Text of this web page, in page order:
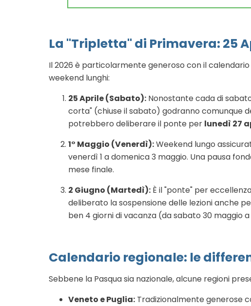
La "Tripletta" di Primavera: 25
Il 2026 è particolarmente generoso con il
weekend lunghi:
25 Aprile (Sabato): Nonostante cada di
corta" (chiuse il sabato) godranno comunque
potrebbero deliberare il ponte per lunedì 27
1° Maggio (Venerdì):Weekend lungo
venerdì 1 a domenica 3 maggio. Una pausa
mese finale.
2 Giugno (Martedì): È il "ponte" per
deliberato la sospensione delle lezioni anche
ben 4 giorni di vacanza (da sabato 30 maggio
Calendario regionale: le
Sebbene la Pasqua sia nazionale, alcune regioni
Veneto e Puglia: Tradizionalmente generose